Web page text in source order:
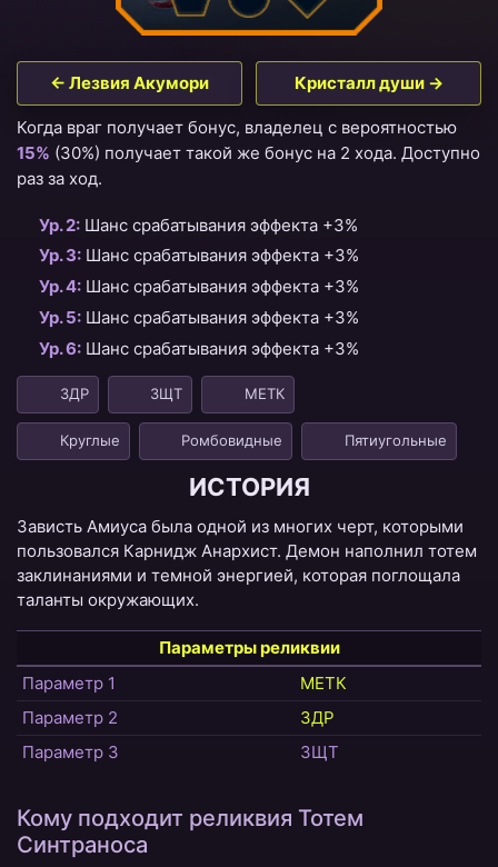
← Лезвия Акумори Кристалл души →
Когда враг получает бонус, владелец с вероятностью
15% (30%) получает такой же бонус на 2 хода. Доступно
раз за ход.
Ур. 2: Шанс срабатывания эффекта +3%
Ур. 3: Шанс срабатывания эффекта +3%
Ур. 4: Шанс срабатывания эффекта +3%
Ур. 5: Шанс срабатывания эффекта +3%
Ур. 6: Шанс срабатывания эффекта +3%
ЗДР ЗЩТ МЕТК
Круглые Ромбовидные Пятиугольные
ИСТОРИЯ
Зависть Амиуса была одной из многих черт, которыми
пользовался Карнидж Анархист. Демон наполнил тотем
заклинаниями и темной энергией, которая поглощала
таланты окружающих.
Параметры реликвии
Параметр 1
МЕТК
Параметр 2
ЗДР
Параметр 3
ЗЩТ
Кому подходит реликвия Тотем
Синтраноса